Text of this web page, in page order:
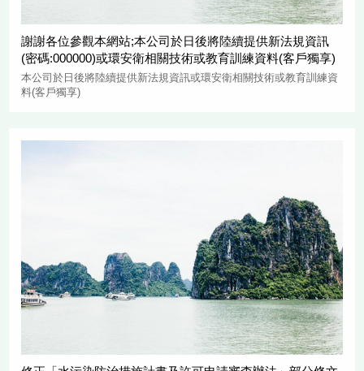
謝謝各位參觀本網站;本公司於日後將陸續提供新法規資訊
(密碼:000000)或環安衛相關技術或教育訓練資料(客戶獨享)
本公司於日後將陸續提供新法規資訊或環安衛相關技術或教育訓練資
料(客戶獨享)